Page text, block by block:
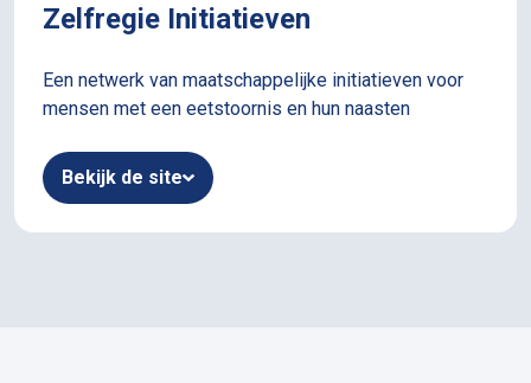
Zelfregie Initiatieven
Een netwerk van maatschappelijke initiatieven voor
mensen met een eetstoornis en hun naasten
Bekijk de site